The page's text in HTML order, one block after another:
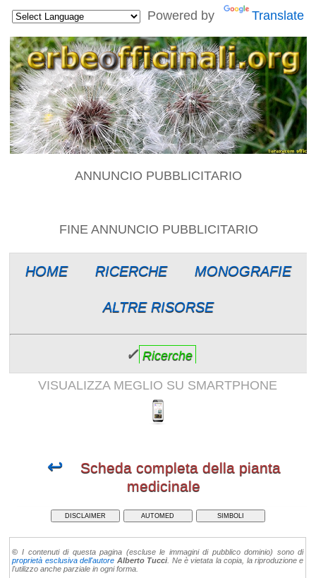
Powered by Translate
ANNUNCIO PUBBLICITARIO
FINE ANNUNCIO PUBBLICITARIO
HOME RICERCHE MONOGRAFIE
ALTRE RISORSE
✓ Ricerche
VISUALIZZA MEGLIO SU SMARTPHONE
↩ Scheda completa della pianta
medicinale
DISCLAIMER AUTOMED SIMBOLI
© I contenuti di questa pagina (escluse le immagini di pubblico dominio) sono di
proprietà esclusiva dell'autore Alberto Tucci . Ne è vietata la copia, la riproduzione e
l'utilizzo anche parziale in ogni forma.